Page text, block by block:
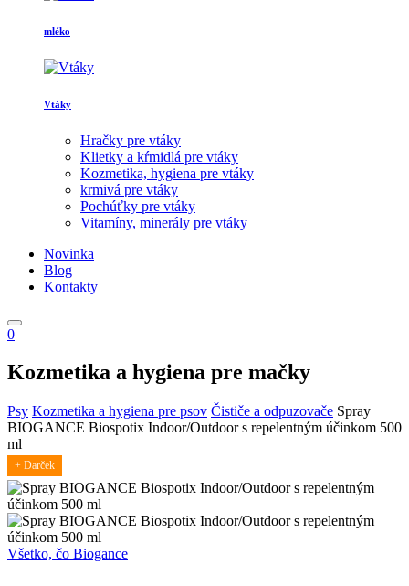
mléko
Vtáky
Hračky pre vtáky
Klietky a kŕmidlá pre vtáky
Kozmetika, hygiena pre vtáky
krmivá pre vtáky
Pochúťky pre vtáky
Vitamíny, minerály pre vtáky
Novinka
Blog
Kontakty
0
Kozmetika a hygiena pre mačky
Psy Kozmetika a hygiena pre psov Čističe a odpuzovače Spray
BIOGANCE Biospotix Indoor/Outdoor s repelentným účinkom 500
ml
+ Darček
Všetko, čo Biogance